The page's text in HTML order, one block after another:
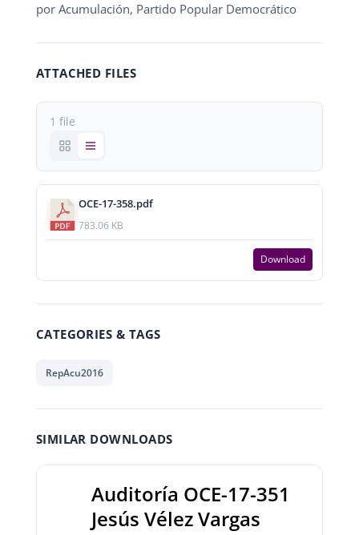
por Acumulación, Partido Popular Democrático
ATTACHED FILES
1 file
OCE-17-358.pdf
783.06 KB
Download
CATEGORIES & TAGS
RepAcu2016
SIMILAR DOWNLOADS
Auditoría OCE-17-351
Jesús Vélez Vargas